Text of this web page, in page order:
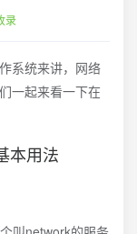
录
系统来讲，网络
一起来看一下在
本用法